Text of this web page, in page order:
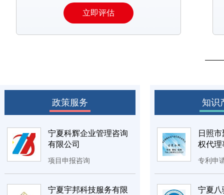
立即评估
政策服务
宁夏科辉企业管理咨询
有限公司
项目申报咨询
宁夏宇邦科技服务有限
知识
日照
权代
伙）
专利申
服务，
宁夏